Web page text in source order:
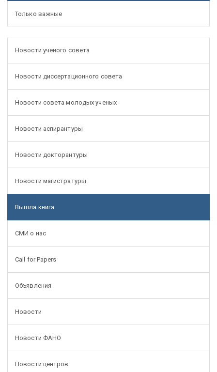
Только важные
Новости ученого совета
Новости диссертационного совета
Новости совета молодых ученых
Новости аспирантуры
Новости докторантуры
Новости магистратуры
Вышла книга
СМИ о нас
Call for Papers
Объявления
Новости
Новости ФАНО
Новости центров